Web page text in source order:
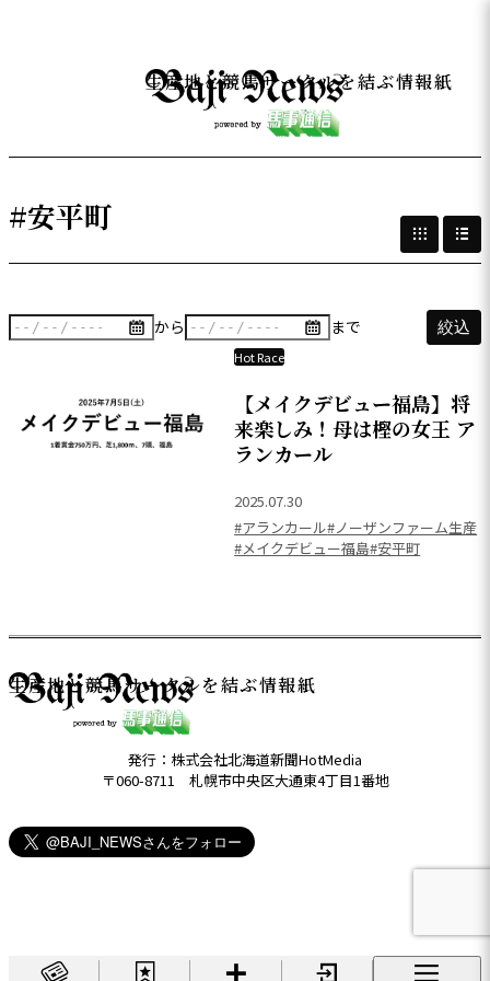
生産地と競馬サークルを結ぶ情報紙
#安平町
から まで 絞込
Hot Race
【メイクデビュー福島】将
来楽しみ！母は樫の女王 ア
ランカール
2025.07.30
#アランカール#ノーザンファーム生産
#メイクデビュー福島#安平町
生産地と競馬サークルを結ぶ情報紙
発行：株式会社北海道新聞HotMedia
〒060-8711 札幌市中央区大通東4丁目1番地